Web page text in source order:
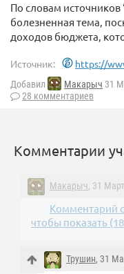
По словам
болезненная тема,
доходов бюджета,
Источник: https://
Добавил Макарыч 31
28 комментариев
Комментарии
Макарыч, 31
Комментарий
чтобы показать
Трушин, 31